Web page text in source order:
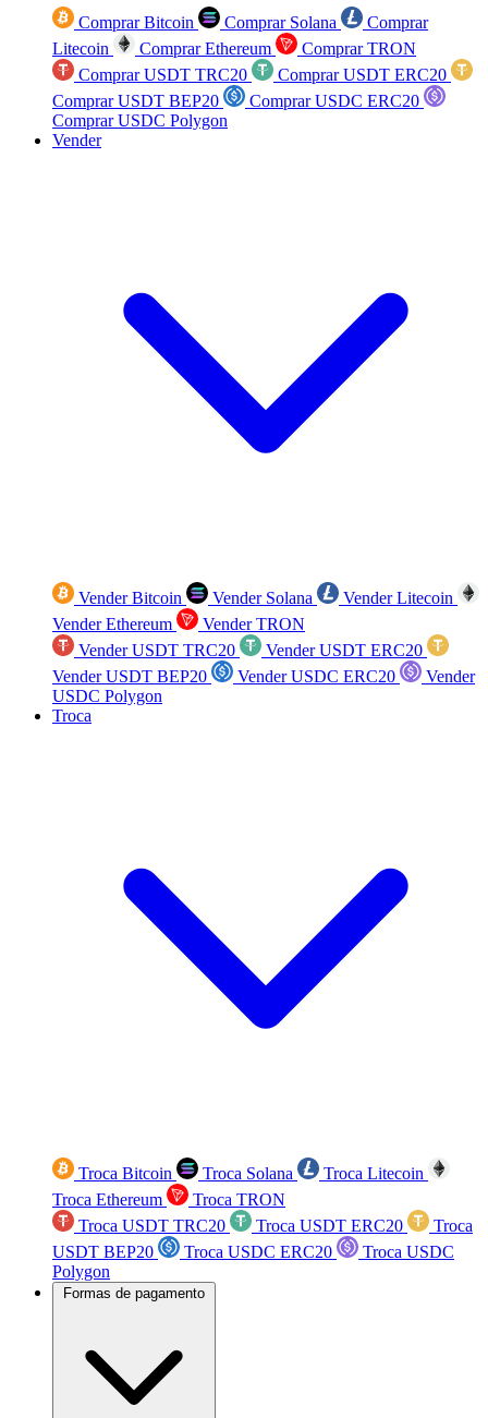
Comprar Bitcoin Comprar Solana
Comprar
Litecoin
Comprar Ethereum
Comprar TRON
Comprar USDT TRC20
Comprar USDT ERC20
Comprar USDT BEP20
Comprar USDC ERC20
Comprar USDC Polygon
Vender
Vender Bitcoin Vender Solana
Vender Litecoin
Vender Ethereum
Vender TRON
Vender USDT TRC20
Vender USDT ERC20
Vender USDT BEP20
Vender USDC ERC20
Vender
USDC Polygon
Troca
Troca Bitcoin Troca Solana
Troca Litecoin
Troca Ethereum
Troca TRON
Troca USDT TRC20
Troca USDT ERC20
Troca
USDT BEP20
Troca USDC ERC20
Troca USDC
Polygon
Formas de pagamento